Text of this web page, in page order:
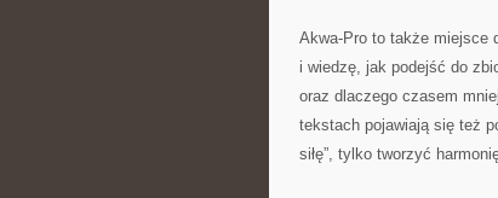
Akwa-Pro to także miejsce
i wiedzę, jak podejść do
oraz dlaczego czasem
tekstach pojawiają się też
siłę”, tylko tworzyć